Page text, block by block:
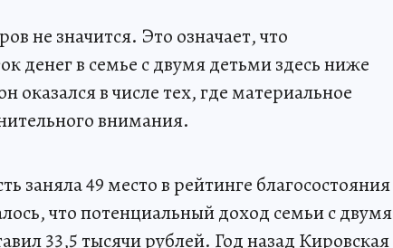
не значится. Это означает, что
денег в семье с двумя детьми здесь ниже
оказался в числе тех, где материальное
внимания.
заняла 49 место в рейтинге благосостояния
что потенциальный доход семьи с двумя
33,5 тысячи рублей. Год назад Кировская